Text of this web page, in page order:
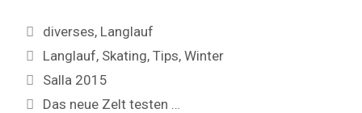
Categories
diverses, Langlauf
Tags
Langlauf, Skating,Tips,Winter
Salla 2015
Das neue Zelt testen …